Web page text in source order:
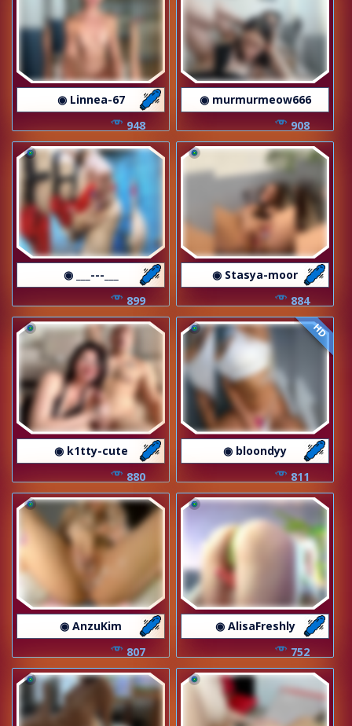
◉ Linnea-67
948
◉ murmurmeow666
908
◉ ___---___
899
◉ Stasya-moor
884
◉ k1tty-cute
880
HD
◉ bloondyy
811
◉ AnzuKim
807
◉ AlisaFreshly
752